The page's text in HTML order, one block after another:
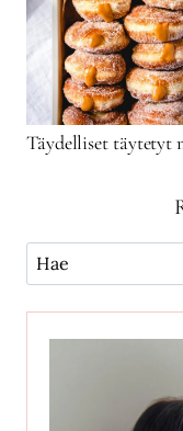
Täydelliset täytetyt
Käytä
hakua
ja
etsi